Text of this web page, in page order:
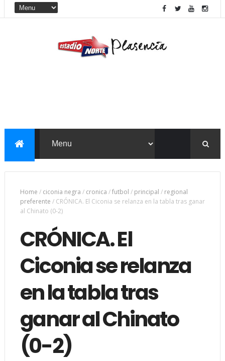
Home / ciconia negra / cronica /futbol / principal / regional
preferente / CRÓNICA. El Ciconia se relanza en la tabla tras ganar
al Chinato (0-2)
CRÓNICA. El
Ciconia se relanza
en la tabla tras
ganar al Chinato
(0-2)